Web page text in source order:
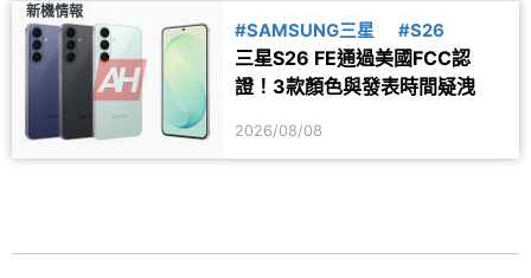
新機情報
#SAMSUNG三星 #S26
三星S26 FE通過美國FCC認
證！3款顏色與發表時間疑洩
2026/08/08